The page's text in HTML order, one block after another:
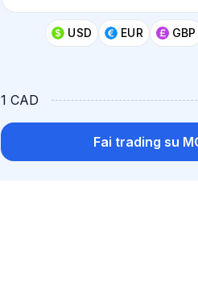
USD EUR GBP
1 CAD
Fai trading su